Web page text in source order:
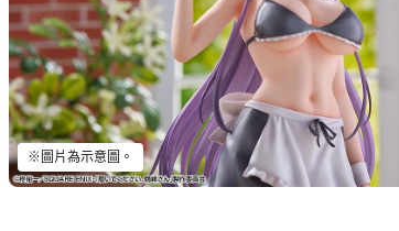
※圖片為示意圖。